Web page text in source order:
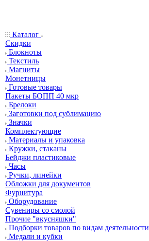
Каталог
Скидки
Блокноты
Текстиль
Магниты
Монетницы
Готовые товары
Пакеты БОПП 40 мкр
Брелоки
Заготовки под сублимацию
Значки
Комплектующие
Материалы и упаковка
Кружки, стаканы
Бейджи пластиковые
Часы
Ручки, линейки
Обложки для документов
Фурнитура
Оборудование
Сувениры со смолой
Прочие "вкусняшки"
Подборки товаров по видам деятельности
Медали и кубки